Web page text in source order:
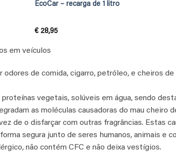
EcoCar – recarga de 1 litro
€28,95
em veículos
odores de comida, cigarro, petróleo, e cheiros
proteínas vegetais, solúveis em água, sendo
as moléculas causadoras do mau cheiro
de o disfarçar com outras fragrâncias. Estas
segura junto de seres humanos, animais e
não contém CFC e não deixa vestígios.